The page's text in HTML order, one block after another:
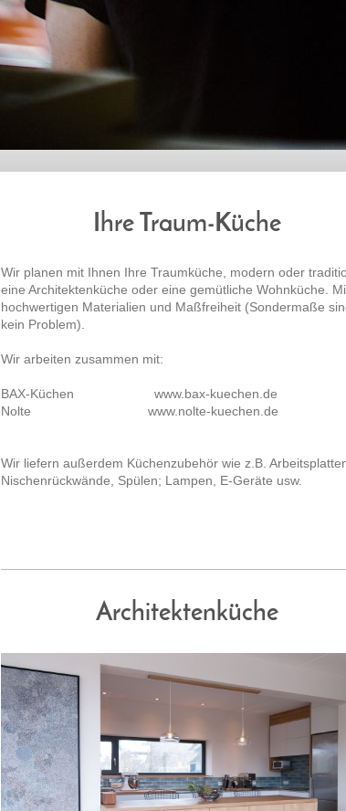
Ihre Traum-Küche
Wir planen mit Ihnen Ihre Traumküche, modern oder
eine Architektenküche oder eine gemütliche Wohnküche.
hochwertigen Materialien und Maßfreiheit (Sondermaße
kein Problem).
Wir arbeiten zusammen mit:
BAX-Küchen www.bax-kuechen.de
Nolte www.nolte-kuechen.de
Wir liefern außerdem Küchenzubehör wie z.B.
Nischenrückwände, Spülen; Lampen, E-Geräte usw.
Architektenküche